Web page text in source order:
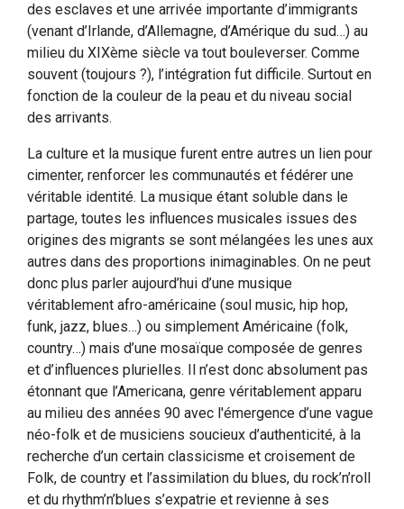
des esclaves et une arrivée importante d’immigrants
(venant d’Irlande, d’Allemagne, d’Amérique du sud…) au
milieu du XIXème siècle va tout bouleverser. Comme
souvent (toujours ?), l’intégration fut difficile. Surtout en
fonction de la couleur de la peau et du niveau social
des arrivants.
La culture et la musique furent entre autres un lien pour
cimenter, renforcer les communautés et fédérer une
véritable identité. La musique étant soluble dans le
partage, toutes les influences musicales issues des
origines des migrants se sont mélangées les unes aux
autres dans des proportions inimaginables. On ne peut
donc plus parler aujourd’hui d’une musique
véritablement afro-américaine (soul music, hip hop,
funk, jazz, blues…) ou simplement Américaine (folk,
country…) mais d’une mosaïque composée de genres
et d’influences plurielles. Il n’est donc absolument pas
étonnant que l’Americana, genre véritablement apparu
au milieu des années 90 avec l'émergence d’une vague
néo-folk et de musiciens soucieux d’authenticité, à la
recherche d’un certain classicisme et croisement de
Folk, de country et l’assimilation du blues, du rock’n’roll
et du rhythm’n’blues s’expatrie et revienne à ses